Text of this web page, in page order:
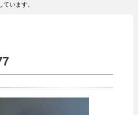
います。